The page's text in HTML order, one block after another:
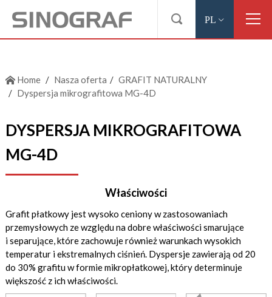
 PL
Home Nasza oferta
GRAFIT NATURALNY
Dyspersja mikrografitowa MG-4D
DYSPERSJA MIKROGRAFITOWA
MG-4D
Właściwości
Grafit płatkowy jest wysoko ceniony w zastosowaniach
przemysłowych ze względu na dobre właściwości smarujące
i separujące, które zachowuje również warunkach wysokich
temperatur i ekstremalnych ciśnień. Dyspersje zawierają od 20
do 30% grafitu w formie mikropłatkowej, który determinuje
większość z ich właściwości.